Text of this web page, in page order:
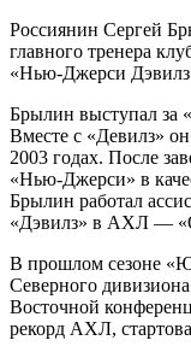
Россиянин Сергей
главного тренера
«Нью-Джерси
Брылин выступал за
Вместе с «Девилз»
2003 годах. После
«Нью-Джерси» в
Брылин работал
«Дэвилз» в АХЛ —
В прошлом сезоне
Северного
Восточной
рекорд АХЛ,